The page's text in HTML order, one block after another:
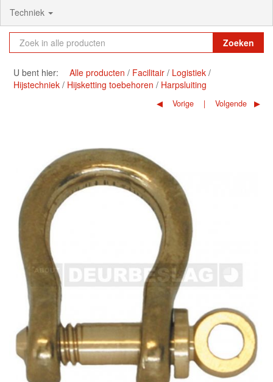
Techniek
Zoeken
U bent hier: Alle producten Facilitair
Logistiek
Hijstechniek
Hijsketting toebehoren Harpsluiting
Vorige Volgende